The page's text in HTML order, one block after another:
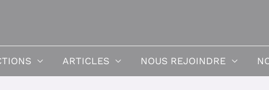
ARTICLES NOUS REJOINDRE